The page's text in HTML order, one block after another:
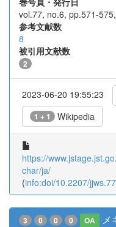
vol.77, no.6, pp.571-
参考文献数
8
被引用文献数
2
2023-06-20 19:55:23
1 + 1 Wikipedia
https://
char/ja/
(info:doi/10.2207/
3 0 0 0 OA メ